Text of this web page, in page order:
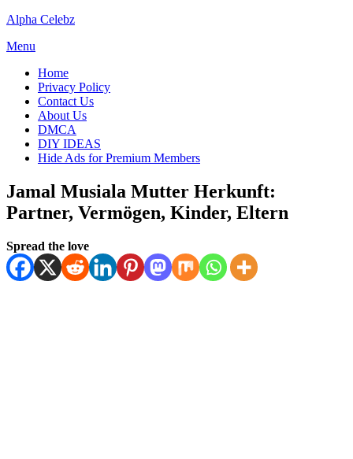
Skip
content
Alpha Celebz
Menu
Home
Privacy Policy
Contact Us
About Us
DMCA
DIY IDEAS
Hide Ads for Premium Members
Jamal Musiala Mutter Herkunft:
Partner, Vermögen, Kinder, Eltern
byKornil
Posted
on
July 5, 2025
Spread the love